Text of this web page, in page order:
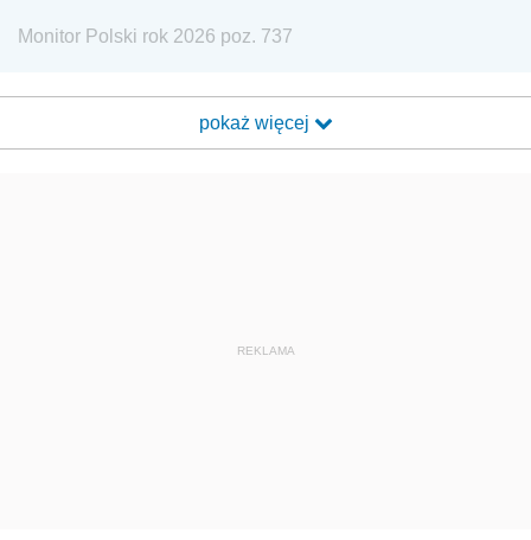
Monitor Polski rok 2026 poz. 737
pokaż więcej
REKLAMA